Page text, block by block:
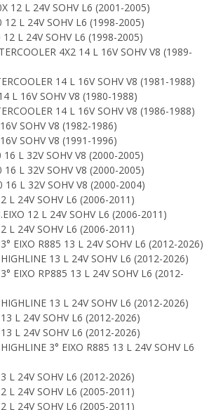
12 L 24V SOHV L6 (2001-2005)
12 L 24V SOHV L6 (1998-2005)
L 24V SOHV L6 (1998-2005)
4X2 14 L 16V SOHV V8 (1989-
14 L 16V SOHV V8 (1981-1988)
L 16V SOHV V8 (1980-1988)
14 L 16V SOHV V8 (1986-1988)
SOHV V8 (1982-1986)
SOHV V8 (1991-1996)
16 L 32V SOHV V8 (2000-2005)
16 L 32V SOHV V8 (2000-2005)
16 L 32V SOHV V8 (2000-2004)
L 24V SOHV L6 (2006-2011)
12 L 24V SOHV L6 (2006-2011)
L 24V SOHV L6 (2006-2011)
EIXO R885 13 L 24V SOHV L6 (2012-2026)
13 L 24V SOHV L6 (2012-2026)
EIXO RP885 13 L 24V SOHV L6 (2012-
13 L 24V SOHV L6 (2012-2026)
L 24V SOHV L6 (2012-2026)
L 24V SOHV L6 (2012-2026)
3° EIXO R885 13 L 24V SOHV L6
L 24V SOHV L6 (2012-2026)
L 24V SOHV L6 (2005-2011)
L 24V SOHV L6 (2005-2011)